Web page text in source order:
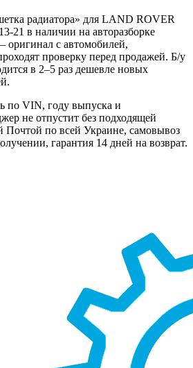
радиатора» для LAND ROVER
21 в наличии на авторазборке
с автомобилей,
проверку перед продажей. Б/у
в 2–5 раз дешевле новых
по VIN, году выпуска и
не отпустит без подходящей
Почтой по всей Украине, самовывоз
гарантия 14 дней на возврат.